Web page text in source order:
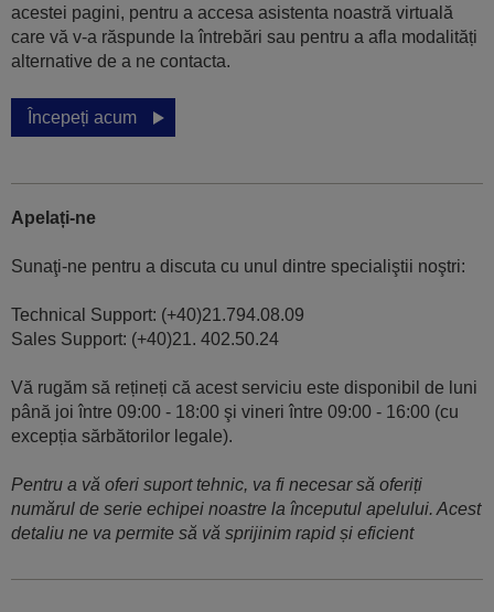
acestei pagini, pentru a accesa asistenta noastră virtuală
care vă v-a răspunde la întrebări sau pentru a afla modalități
alternative de a ne contacta.
Începeți acum
Apelați-ne
Sunaţi-ne pentru a discuta cu unul dintre specialiştii noştri:
Technical Support: (+40)21.794.08.09
Sales Support: (+40)21. 402.50.24
Vă rugăm să rețineți că acest serviciu este disponibil de luni
până joi între 09:00 - 18:00 şi vineri între 09:00 - 16:00 (cu
excepția sărbătorilor legale).
Pentru a vă oferi suport tehnic, va fi necesar să oferiți
numărul de serie echipei noastre la începutul apelului. Acest
detaliu ne va permite să vă sprijinim rapid și eficient